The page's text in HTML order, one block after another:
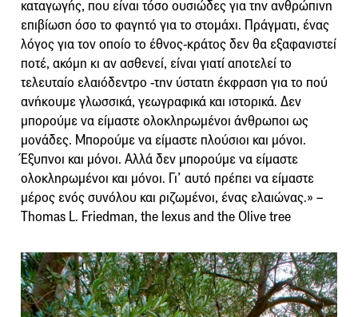
καταγωγής, που είναι τόσο ουσιώδες για την ανθρώπινη
επιβίωση όσο το φαγητό για το στομάχι. Πράγματι, ένας
λόγος για τον οποίο το έθνος-κράτος δεν θα εξαφανιστεί
ποτέ, ακόμη κι αν ασθενεί, είναι γιατί αποτελεί το
τελευταίο ελαιόδεντρο -την ύστατη έκφραση για το πού
ανήκουμε γλωσσικά, γεωγραφικά και ιστορικά. Δεν
μπορούμε να είμαστε ολοκληρωμένοι άνθρωποι ως
μονάδες. Μπορούμε να είμαστε πλούσιοι και μόνοι.
Έξυπνοι και μόνοι. Αλλά δεν μπορούμε να είμαστε
ολοκληρωμένοι και μόνοι. Γι’ αυτό πρέπει να είμαστε
μέρος ενός συνόλου και ριζωμένοι, ένας ελαιώνας.» –
Thomas L. Friedman, the lexus and the Olive tree